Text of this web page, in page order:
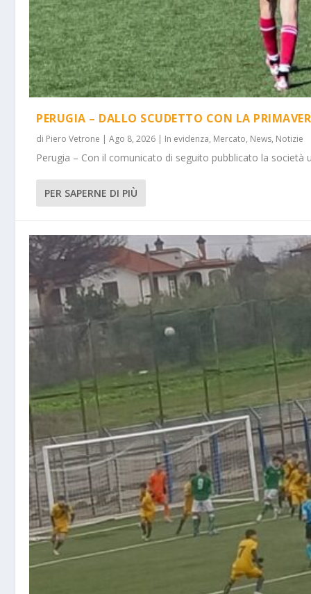
PERUGIA – DALLO SCUDETTO CON LA
di Piero Vetrone |Ago 8, 2026 | In evidenza, Mercato, News, Notizie
Perugia – Con il comunicato di seguito pubblicato la società
PER SAPERNE DI PIÙ